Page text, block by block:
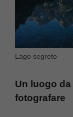
Lago segreto
Un luogo
fotografare